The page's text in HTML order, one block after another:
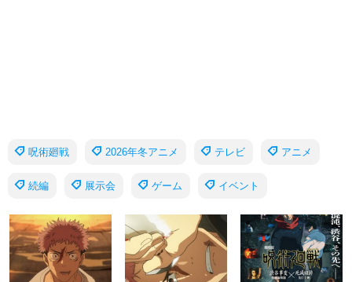
呪術廻戦 2026年冬アニメ テレビ アニメ
続編 展示会 ゲーム イベント